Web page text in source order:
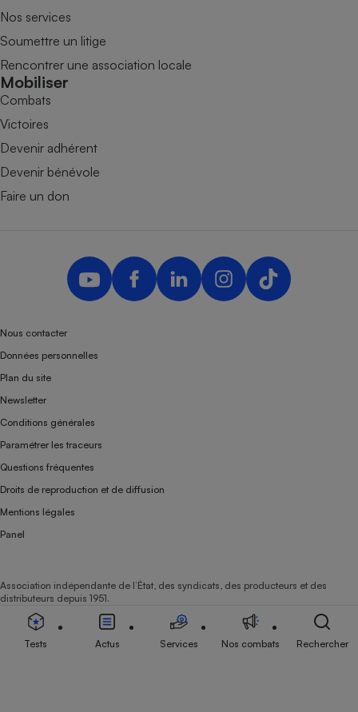
Nos services
Soumettre un litige
Rencontrer une association locale
Mobiliser
Combats
Victoires
Devenir adhérent
Devenir bénévole
Faire un don
Nous contacter
Données personnelles
Plan du site
Newsletter
Conditions générales
Paramétrer les traceurs
Questions fréquentes
Droits de reproduction et de diffusion
Mentions légales
Panel
Association indépendante de l’État, des syndicats, des producteurs et des
distributeurs depuis 1951.
Tests Actus Services Nos combats Rechercher